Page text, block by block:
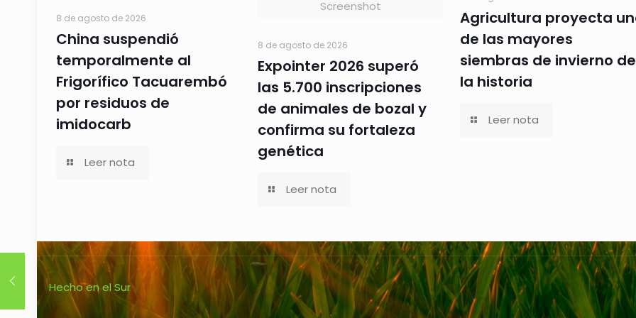
8 de agosto de 2026
China suspendió
temporalmente al
Frigorífico Tacuarembó
por residuos de
imidocarb
Leer nota
Screenshot
8 de agosto de 2026
Expointer 2026 superó
las 5.700 inscripciones
de animales de bozal y
confirma su fortaleza
genética
Leer nota
Agricultura proyecta
de las mayores
siembras de invierno de
la historia
Leer nota
Hecho en el Sur